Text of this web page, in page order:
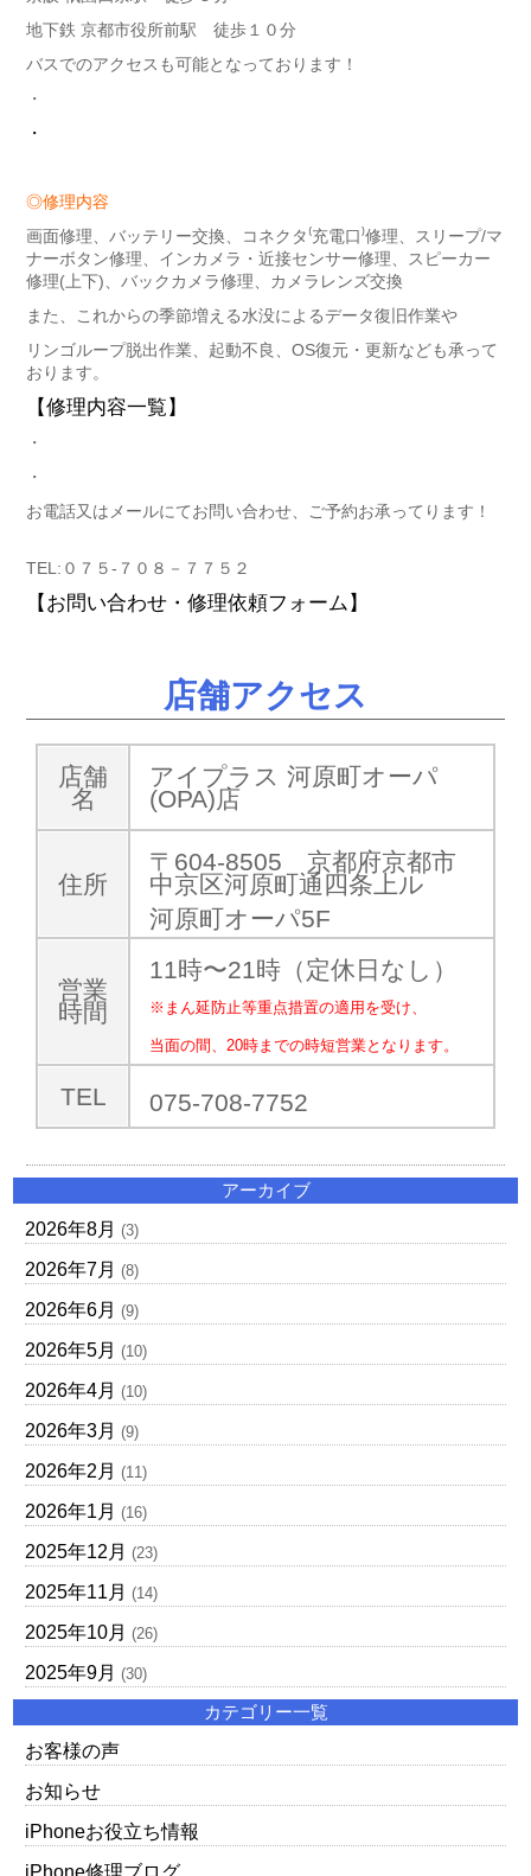
地下鉄 京都市役所前駅 徒歩１０分
バスでのアクセスも可能となっております！
・
・
◎修理内容
画面修理、バッテリー交換、コネクタ⁽充電口⁾修理、スリープ/マ
ナーボタン修理、インカメラ・近接センサー修理、スピーカー
修理(上下)、バックカメラ修理、カメラレンズ交換
また、これからの季節増える水没によるデータ復旧作業や
リンゴループ脱出作業、起動不良、OS復元・更新なども承って
おります。
【修理内容一覧】
・
・
お電話又はメールにてお問い合わせ、ご予約お承ってります！
TEL:０７５-７０８－７７５２
【お問い合わせ・修理依頼フォーム】
店舗アクセス
店舗
名
アイプラス 河原町オーパ
(OPA)店
住所
〒604-8505 京都府京都市
中京区河原町通四条上ル
河原町オーパ5F
営業
時間
11時〜21時（定休日なし）
※まん延防止等重点措置の適用を受け、
当面の間、20時までの時短営業となります。
TEL 075-708-7752
アーカイブ
2026年8月 (3)
2026年7月 (8)
2026年6月 (9)
2026年5月 (10)
2026年4月 (10)
2026年3月 (9)
2026年2月 (11)
2026年1月 (16)
2025年12月 (23)
2025年11月 (14)
2025年10月 (26)
2025年9月 (30)
カテゴリー一覧
お客様の声
お知らせ
iPhoneお役立ち情報
iPhone修理ブログ